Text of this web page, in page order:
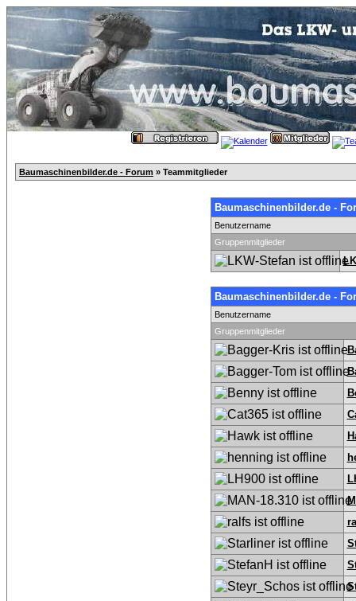
Baumaschinenbilder.de - Forum » Teammitglieder
Baumaschinenbilder.de -
Benutzername
Gruppenmitglieder
Baumaschinenbilder.de -
Benutzername
Gruppenmitglieder